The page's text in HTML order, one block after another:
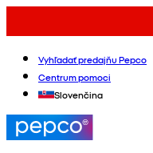
Vyhľadať predajňu Pepco
Centrum pomoci
Slovenčina